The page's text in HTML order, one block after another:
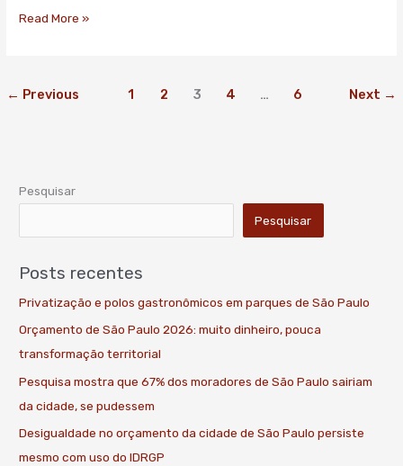
Read More »
← Previous 1 2 3 4 … 6 Next →
Pesquisar
Pesquisar
Posts recentes
Privatização e polos gastronômicos em parques de São Paulo
Orçamento de São Paulo 2026: muito dinheiro, pouca
transformação territorial
Pesquisa mostra que 67% dos moradores de São Paulo sairiam
da cidade, se pudessem
Desigualdade no orçamento da cidade de São Paulo persiste
mesmo com uso do IDRGP